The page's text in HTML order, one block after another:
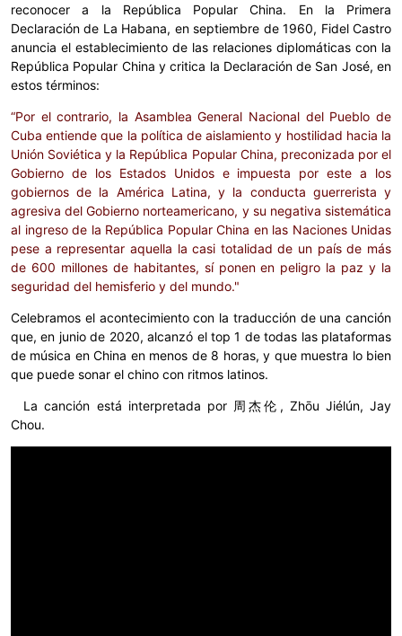
reconocer a la República Popular China. En la Primera
Declaración de La Habana, en septiembre de 1960, Fidel Castro
anuncia el establecimiento de las relaciones diplomáticas con la
República Popular China y critica la Declaración de San José, en
estos términos:
“Por el contrario, la Asamblea General Nacional del Pueblo de
Cuba entiende que la política de aislamiento y hostilidad hacia la
Unión Soviética y la República Popular China, preconizada por el
Gobierno de los Estados Unidos e impuesta por este a los
gobiernos de la América Latina, y la conducta guerrerista y
agresiva del Gobierno norteamericano, y su negativa sistemática
al ingreso de la República Popular China en las Naciones Unidas
pese a representar aquella la casi totalidad de un país de más
de 600 millones de habitantes, sí ponen en peligro la paz y la
seguridad del hemisferio y del mundo."
Celebramos el acontecimiento con la traducción de una canción
que, en junio de 2020, alcanzó el top 1 de todas las plataformas
de música en China en menos de 8 horas, y que muestra lo bien
que puede sonar el chino con ritmos latinos.
La canción está interpretada por 周杰伦, Zhōu Jiélún, Jay
Chou.